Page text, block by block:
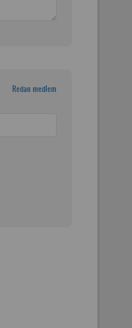
Redan medlem